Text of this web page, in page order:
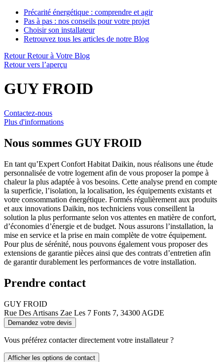
Précarité énergétique : comprendre et agir
Pas à pas : nos conseils pour votre projet
Choisir son installateur
Retrouvez tous les articles de notre Blog
Retour Retour à Votre Blog
Retour vers l’aperçu
GUY FROID
Contactez-nous
Plus d'informations
Nous sommes GUY FROID
En tant qu’Expert Confort Habitat Daikin, nous réalisons une étude
personnalisée de votre logement afin de vous proposer la pompe à
chaleur la plus adaptée à vos besoins. Cette analyse prend en compte
la superficie, l’isolation, la localisation, les équipements existants et
votre consommation énergétique. Formés régulièrement aux produits
et aux innovations Daikin, nos techniciens vous conseillent la
solution la plus performante selon vos attentes en matière de confort,
d’économies d’énergie et de budget. Nous assurons l’installation, la
mise en service et la prise en main complète de votre équipement.
Pour plus de sérénité, nous pouvons également vous proposer des
extensions de garantie pièces ainsi que des contrats d’entretien afin
de garantir durablement les performances de votre installation.
Prendre contact
GUY FROID
Rue Des Artisans Zae Les 7 Fonts 7, 34300 AGDE
Demandez votre devis
Vous préférez contacter directement votre installateur ?
Afficher les options de contact